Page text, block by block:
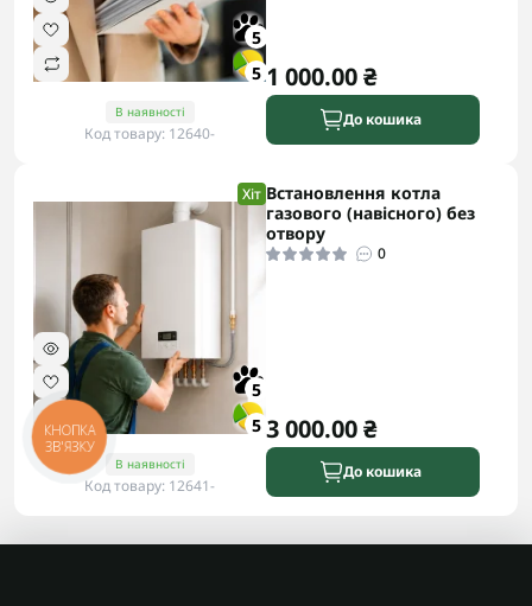
5
5
В наявності
Код товару: 12640-
1 000.00 ₴
До кошика
Хіт
5
5
В наявності
Код товару: 12641-
Встановлення котла
газового (навісного) без
отвору
0
3 000.00 ₴
До кошика
КНОПКА
ЗВ'ЯЗКУ